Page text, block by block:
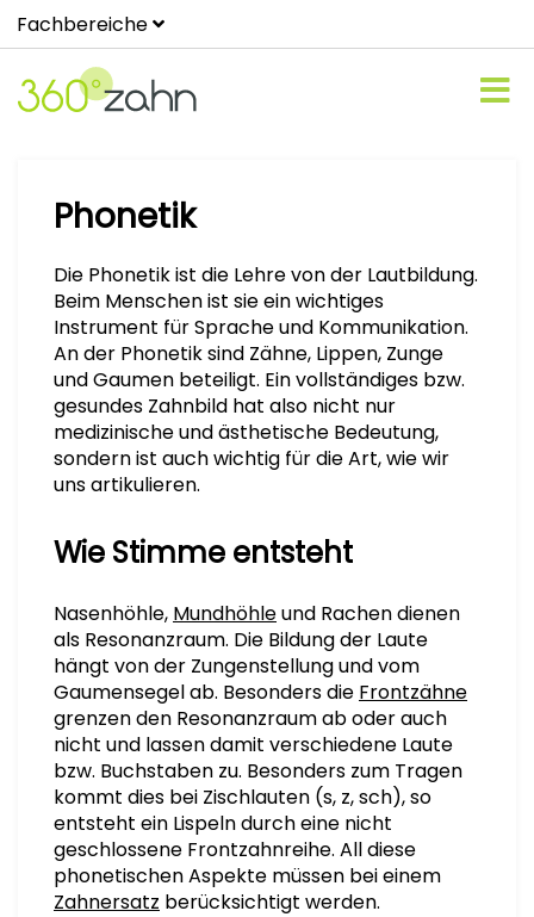
Fachbereiche
Phonetik
Die Phonetik ist die Lehre von der Lautbildung.
Beim Menschen ist sie ein wichtiges
Instrument für Sprache und Kommunikation.
An der Phonetik sind Zähne, Lippen, Zunge
und Gaumen beteiligt. Ein vollständiges bzw.
gesundes Zahnbild hat also nicht nur
medizinische und ästhetische Bedeutung,
sondern ist auch wichtig für die Art, wie wir
uns artikulieren.
Wie Stimme entsteht
Nasenhöhle, Mundhöhleund Rachen dienen
als Resonanzraum. Die Bildung der Laute
hängt von der Zungenstellung und vom
Gaumensegel ab. Besonders die Frontzähne
grenzen den Resonanzraum ab oder auch
nicht und lassen damit verschiedene Laute
bzw. Buchstaben zu. Besonders zum Tragen
kommt dies bei Zischlauten (s, z, sch), so
entsteht ein Lispeln durch eine nicht
geschlossene Frontzahnreihe. All diese
phonetischen Aspekte müssen bei einem
Zahnersatz berücksichtigt werden.